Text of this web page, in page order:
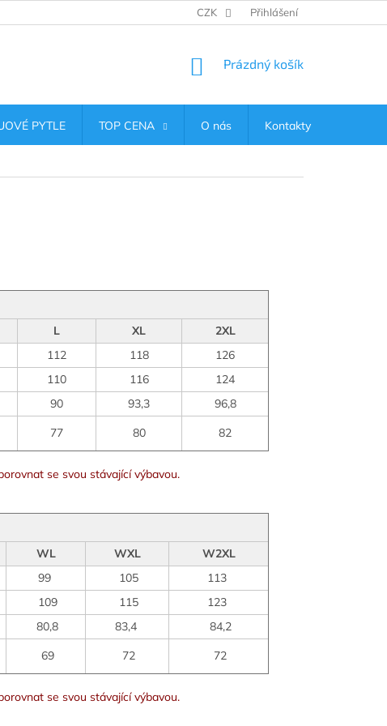
CZK Přihlášení
NÁKUPNÍ
Prázdný košík
PYTLE TOP CENA O nás Kontakty
L XL
2XL
112 118
126
110 116
124
90 93,3
96,8
77 80 82
se svou stávající výbavou.
WL WXL
W2XL
99 105
113
109 115
123
80,8 83,4
84,2
69 72 72
se svou stávající výbavou.